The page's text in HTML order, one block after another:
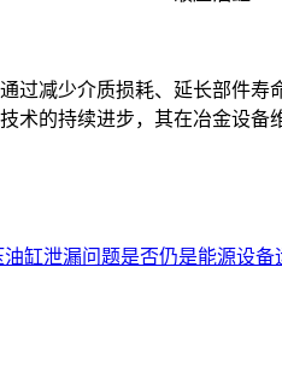
过减少介质损耗、延长部件
的持续进步，其在冶金设备
油缸泄漏问题是否仍是能源设备